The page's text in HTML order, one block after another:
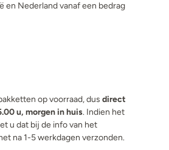
en Nederland vanaf een bedrag
op voorraad, dus direct
u, morgen in huis. Indien het
u dat bij de info van het
na 1-5 werkdagen verzonden.